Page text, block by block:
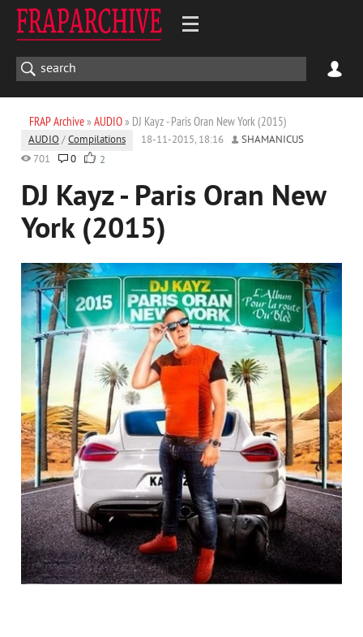
FRAP Archive» AUDIO» DJ Kayz - Paris Oran New York (2015)
AUDIO /Compilations 18-11-2015, 18:16
SHAMANICUS
701
0 2
DJ Kayz - Paris Oran New
York (2015)